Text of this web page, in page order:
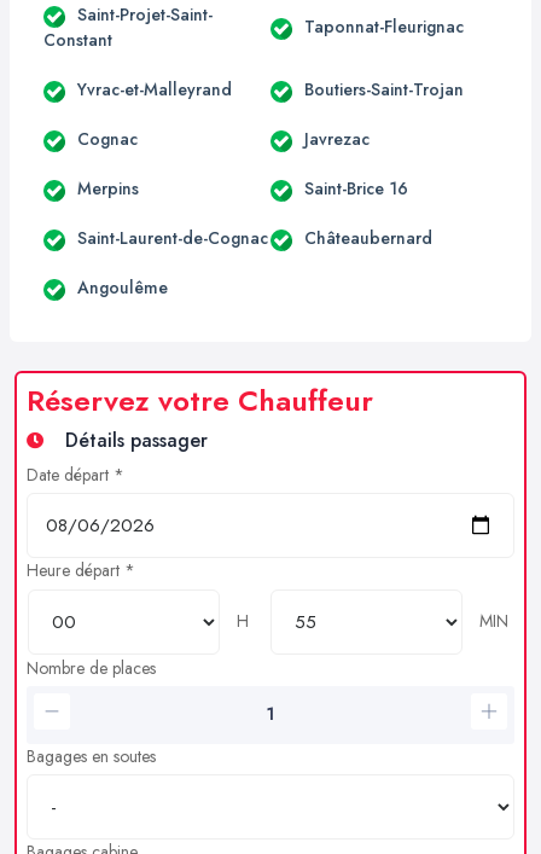
Saint-Projet-Saint-
Constant
Taponnat-Fleurignac
Yvrac-et-Malleyrand Boutiers-Saint-Trojan
Cognac Javrezac
Merpins Saint-Brice 16
Saint-Laurent-de-Cognac Châteaubernard
Angoulême
Réservez votre Chauffeur
Détails passager
Date départ *
Heure départ *
H
MIN
Nombre de places
Bagages en soutes